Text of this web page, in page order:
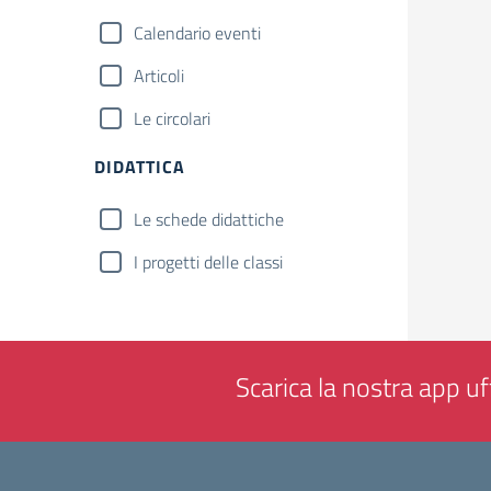
Calendario eventi
Articoli
Le circolari
DIDATTICA
Le schede didattiche
I progetti delle classi
Scarica la nostra app